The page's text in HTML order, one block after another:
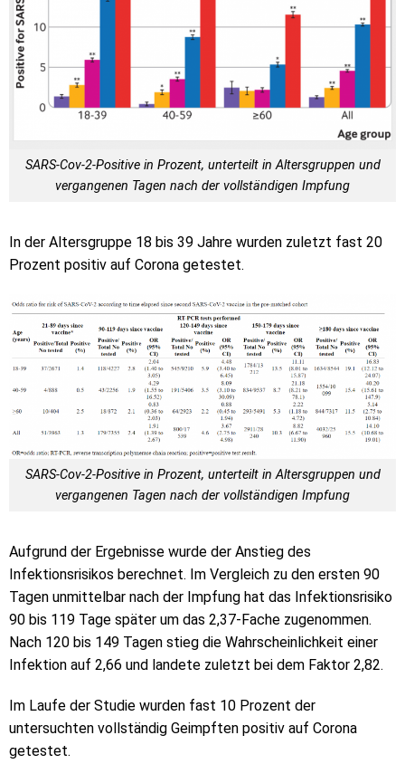
SARS-Cov-2-Positive in Prozent, unterteilt in Altersgruppen und
vergangenen Tagen nach der vollständigen Impfung
In der Altersgruppe 18 bis 39 Jahre wurden zuletzt fast 20
Prozent positiv auf Corona getestet.
SARS-Cov-2-Positive in Prozent, unterteilt in Altersgruppen und
vergangenen Tagen nach der vollständigen Impfung
Aufgrund der Ergebnisse wurde der Anstieg des
Infektionsrisikos berechnet. Im Vergleich zu den ersten 90
Tagen unmittelbar nach der Impfung hat das Infektionsrisiko
90 bis 119 Tage später um das 2,37-Fache zugenommen.
Nach 120 bis 149 Tagen stieg die Wahrscheinlichkeit einer
Infektion auf 2,66 und landete zuletzt bei dem Faktor 2,82.
Im Laufe der Studie wurden fast 10 Prozent der
untersuchten vollständig Geimpften positiv auf Corona
getestet.